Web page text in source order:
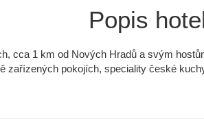
Popis
cca 1 km od Nových Hradů a svým
zařízených pokojích, speciality české